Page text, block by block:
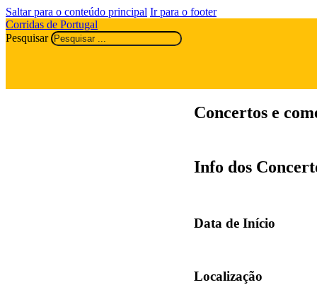
Saltar para o conteúdo principal Ir para o footer
Corridas de Portugal
Pesquisar
Concertos e
Info dos
Data de Início
Localização